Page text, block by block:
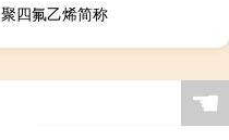
聚四氟乙烯简称
☚